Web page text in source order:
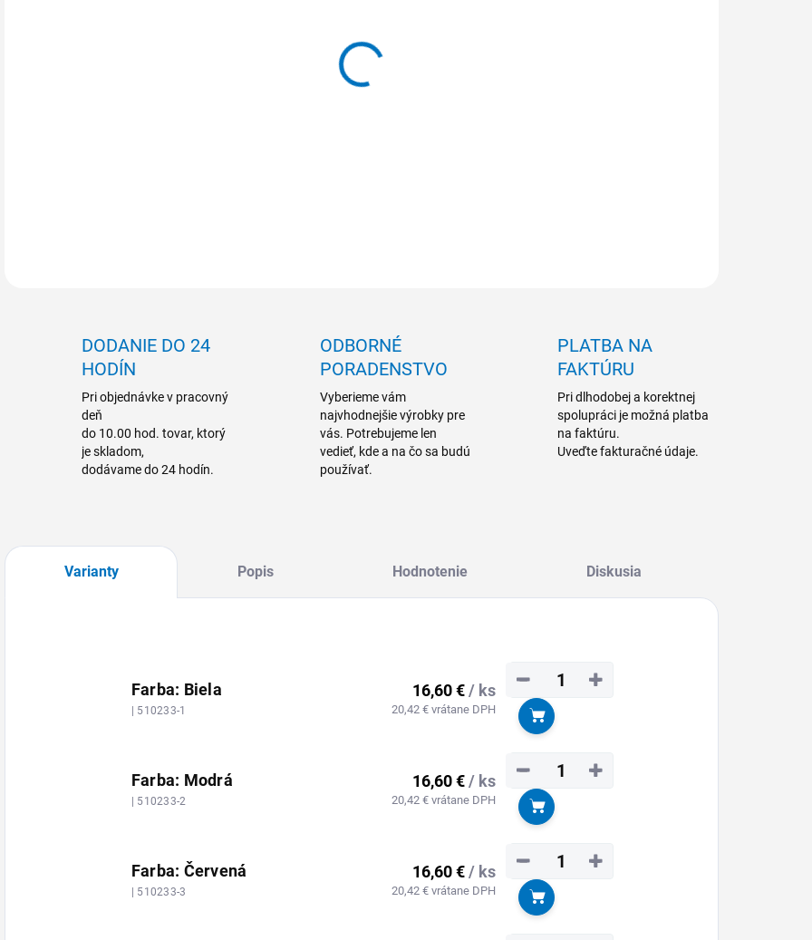
DODANIE DO 24
HODÍN
Pri objednávke v pracovný
deň
do 10.00 hod. tovar, ktorý
je skladom,
dodávame do 24 hodín.
ODBORNÉ
PORADENSTVO
Vyberieme vám
najvhodnejšie výrobky pre
vás. Potrebujeme len
vedieť, kde a na čo sa budú
používať.
PLATBA NA
FAKTÚRU
Pri dlhodobej a korektnej
spolupráci je možná platba
na faktúru.
Uveďte fakturačné údaje.
Varianty Popis Hodnotenie Diskusia
Farba: Biela
| 510233-1
16,60 €/ ks
20,42 € vrátane DPH
+
−
Do košíka
Farba: Modrá
| 510233-2
16,60 €/ ks
20,42 € vrátane DPH
+
−
Do košíka
Farba: Červená
| 510233-3
16,60 €/ ks
20,42 € vrátane DPH
+
−
Do košíka